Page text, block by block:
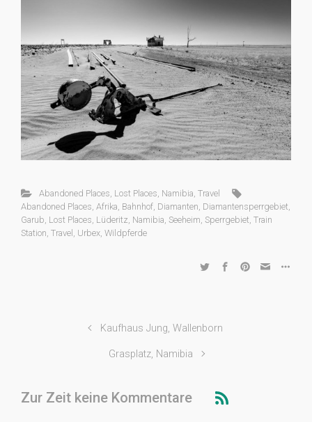
Abandoned Places Lost Places Namibia Travel
Abandoned Places Afrika Bahnhof Diamanten Diamantensperrgebiet
Garub Lost Places Lüderitz Namibia Seeheim Sperrgebiet Train
Station Travel Urbex Wildpferde
Kaufhaus Jung, Wallenborn
Grasplatz, Namibia
Zur Zeit keine Kommentare